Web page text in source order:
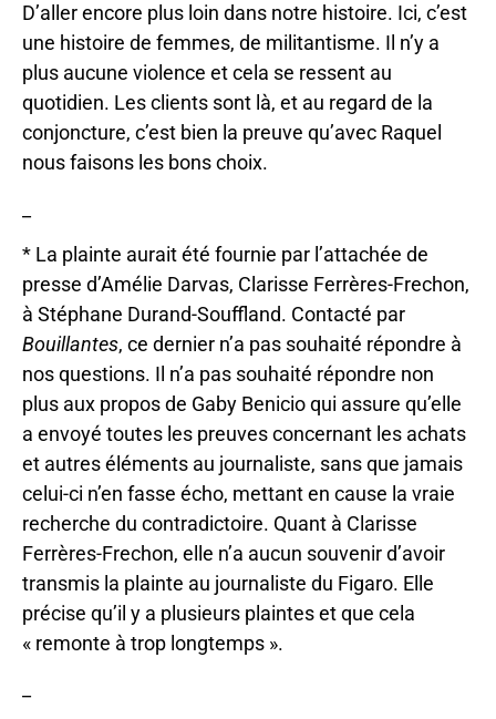
D’aller encore plus loin dans notre histoire. Ici, c’est
une histoire de femmes, de militantisme. Il n’y a
plus aucune violence et cela se ressent au
quotidien. Les clients sont là, et au regard de la
conjoncture, c’est bien la preuve qu’avec Raquel
nous faisons les bons choix.
* La plainte aurait été fournie par l’attachée de
presse d’Amélie Darvas, Clarisse Ferrères-Frechon,
à Stéphane Durand-Souffland. Contacté par
Bouillantes, ce dernier n’a pas souhaité répondre à
nos questions. Il n’a pas souhaité répondre non
plus aux propos de Gaby Benicio qui assure qu’elle
a envoyé toutes les preuves concernant les achats
et autres éléments au journaliste, sans que jamais
celui-ci n’en fasse écho, mettant en cause la vraie
recherche du contradictoire. Quant à Clarisse
Ferrères-Frechon, elle n’a aucun souvenir d’avoir
transmis la plainte au journaliste du Figaro. Elle
précise qu’il y a plusieurs plaintes et que cela
« remonte à trop longtemps ».